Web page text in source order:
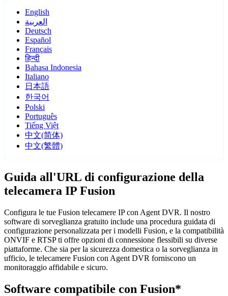
English
العربية
Deutsch
Español
Français
हिन्दी
Bahasa Indonesia
Italiano
日本語
한국어
Polski
Português
Tiếng Việt
中文(简体)
中文(繁體)
Guida all'URL di configurazione della
telecamera IP Fusion
Configura le tue Fusion telecamere IP con Agent DVR. Il nostro
software di sorveglianza gratuito include una procedura guidata di
configurazione personalizzata per i modelli Fusion, e la compatibilità
ONVIF e RTSP ti offre opzioni di connessione flessibili su diverse
piattaforme. Che sia per la sicurezza domestica o la sorveglianza in
ufficio, le telecamere Fusion con Agent DVR forniscono un
monitoraggio affidabile e sicuro.
Software compatibile con Fusion*